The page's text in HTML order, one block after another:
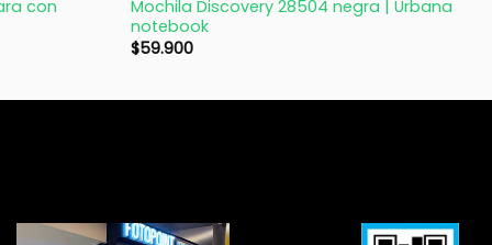
con
Mochila Discovery 28504 negra | Urbana
notebook
$59.900